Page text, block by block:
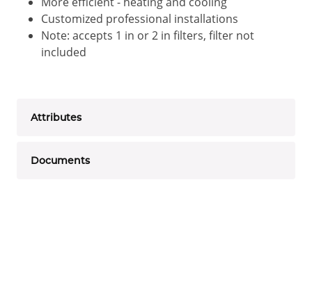
Customized professional installations
Note: accepts 1 in or 2 in filters, filter not
included
Attributes
Documents